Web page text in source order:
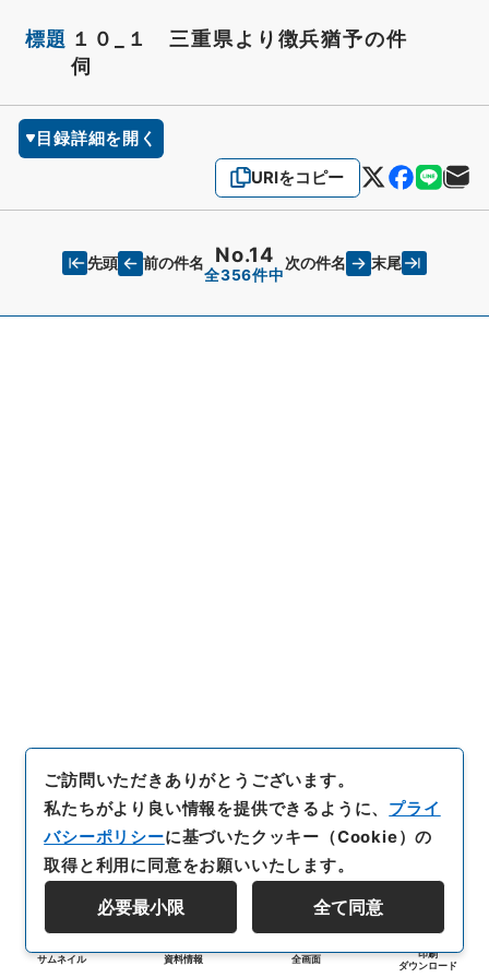
標題 １０_１ 三重県より徴兵猶予の件
伺
目録詳細を開く
URIをコピー
先頭 前の件名 No.14
全356件中
次の件名 末尾
サムネイル 資料情報 全画面
印刷
ダウンロード
ご訪問いただきありがとうございます。
私たちがより良い情報を提供できるように、 プライ
バシーポリシーに基づいたクッキー（Cookie）の
取得と利用に同意をお願いいたします。
必要最小限 全て同意